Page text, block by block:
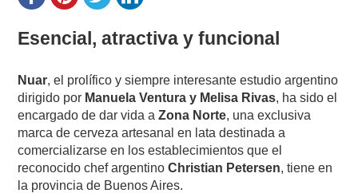
Esencial, atractiva y funcional
Nuar, el prolífico y siempre interesante estudio argentino
dirigido por Manuela Ventura y Melisa Rivas, ha sido el
encargado de dar vida a Zona Norte, una exclusiva
marca de cerveza artesanal en lata destinada a
comercializarse en los establecimientos que el
reconocido chef argentino Christian Petersen, tiene en
la provincia de Buenos Aires.